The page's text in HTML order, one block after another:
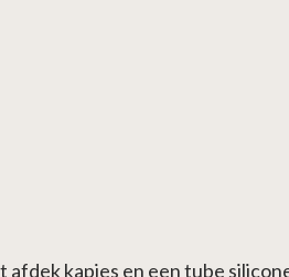
kapjes en een tube